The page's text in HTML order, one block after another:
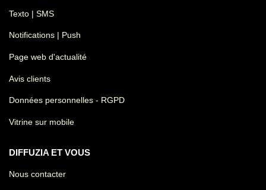
Texto | SMS
Notifications | Push
Page web d'actualité
Avis clients
Données personnelles - RGPD
Vitrine sur mobile
DIFFUZIA ET VOUS
Nous contacter